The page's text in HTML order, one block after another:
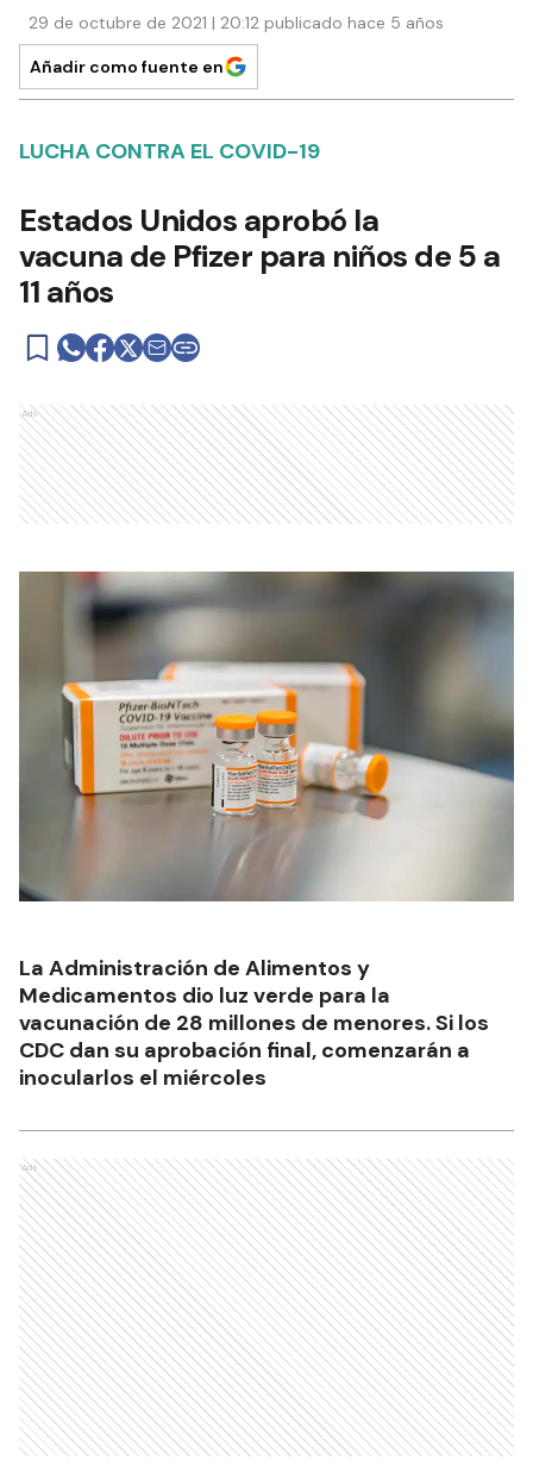
29 de octubre de 2021 | 20:12 publicado hace 5 años
Añadir como fuente en
LUCHA CONTRA EL COVID-19
Estados Unidos aprobó la
vacuna de Pfizer para niños de 5 a
11 años
Ads
La Administración de Alimentos y
Medicamentos dio luz verde para la
vacunación de 28 millones de menores. Si los
CDC dan su aprobación final, comenzarán a
inocularlos el miércoles
Ads